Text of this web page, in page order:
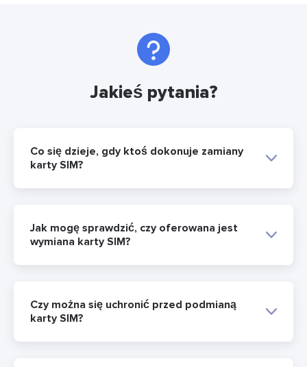
Jakieś pytania?
Co się dzieje, gdy ktoś dokonuje zamiany
karty SIM?
Jak mogę sprawdzić, czy oferowana jest
wymiana karty SIM?
Czy można się uchronić przed podmianą
karty SIM?